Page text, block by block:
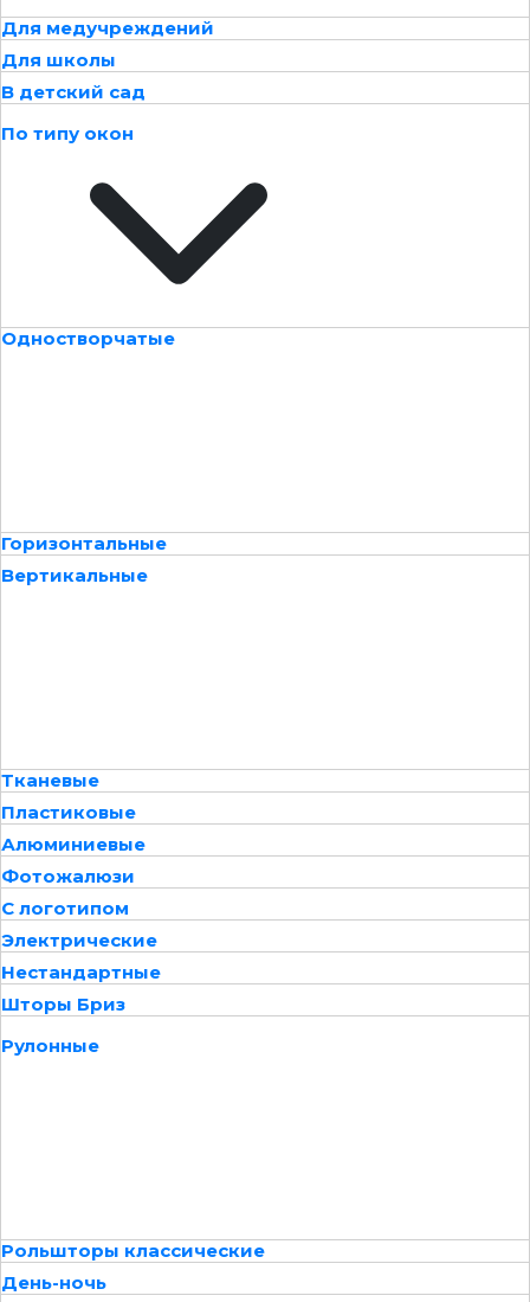
Для медучреждений
Для школы
В детский сад
По типу окон
Одностворчатые
Горизонтальные
Вертикальные
Тканевые
Пластиковые
Алюминиевые
Фотожалюзи
С логотипом
Электрические
Нестандартные
Шторы Бриз
Рулонные
Рольшторы классические
День-ночь